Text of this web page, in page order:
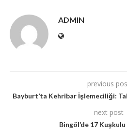
ADMIN
previous
Bayburt’ta Kehribar İşlemeciliği:
next post
Bingöl’de 17 Kuşkulu